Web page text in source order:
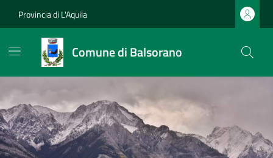
Provincia di L'Aquila
Comune di Balsorano